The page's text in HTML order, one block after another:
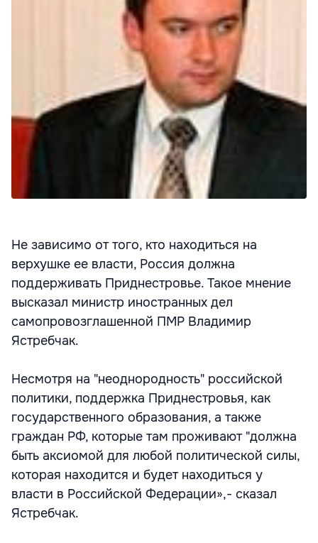
Не зависимо от того, кто находиться на
верхушке ее власти, Россия должна
поддерживать Приднестровье. Такое мнение
высказал министр иностранных дел
самопровозглашенной ПМР Владимир
Ястребчак.
Несмотря на "неоднородность" российской
политики, поддержка Приднестровья, как
государственного образования, а также
граждан РФ, которые там проживают "должна
быть аксиомой для любой политической силы,
которая находится и будет находиться у
власти в Российской Федерации»,- сказал
Ястребчак.